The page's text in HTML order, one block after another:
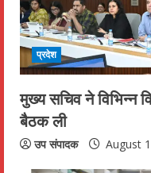
i
n
g
प्रदेश
मुख्य सचिव ने विभिन्न
बैठक ली
उप संपादक August